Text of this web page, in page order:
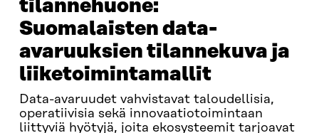
tilannehuone:
Suomalaisten data-
avaruuksien tilannekuva ja
liiketoimintamallit
Data-avaruudet vahvistavat taloudellisia,
operatiivisia sekä innovaatiotoimintaan
liittyviä hyötyjä, joita ekosysteemit tarjoavat